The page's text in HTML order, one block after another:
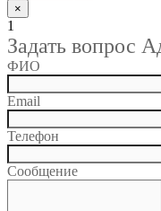
×
1
Задать вопрос
ФИО
Email
Телефон
Сообщение